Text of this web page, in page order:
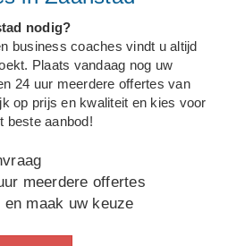
nodig?
business coaches vindt u altijd
Plaats vandaag nog uw
24 uur meerdere offertes van
op prijs en kwaliteit en kies voor
beste aanbod!
meerdere offertes
maak uw keuze